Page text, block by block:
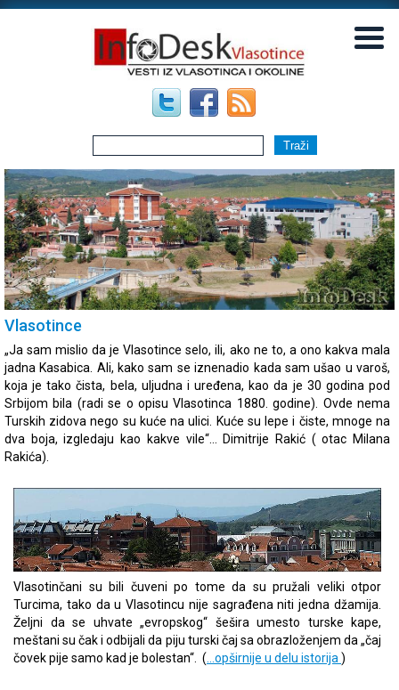
Vlasotince
„Ja sam mislio da je Vlasotince selo, ili, ako ne to, a ono kakva mala
jadna Kasabica. Ali, kako sam se iznenadio kada sam ušao u varoš,
koja je tako čista, bela, uljudna i uređena, kao da je 30 godina pod
Srbijom bila (radi se o opisu Vlasotinca 1880. godine). Ovde nema
Turskih zidova nego su kuće na ulici. Kuće su lepe i čiste, mnoge na
dva boja, izgledaju kao kakve vile“… Dimitrije Rakić ( otac Milana
Rakića).
Vlasotinčani su bili čuveni po tome da su pružali veliki otpor
Turcima, tako da u Vlasotincu nije sagrađena niti jedna džamija.
Željni da se uhvate „evropskog“ šešira umesto turske kape,
meštani su čak i odbijali da piju turski čaj sa obrazloženjem da „čaj
čovek pije samo kad je bolestan“. ( …opširnije u delu istorija )